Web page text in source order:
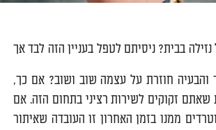
בבית? ניסיתם לטפל בעניין הזה לבד אך
והבעיה חוזרת על עצמה שוב ושוב? אם כך,
שאתם זקוקים לשירות רציני בתחום הזה. אם
ממנו בזמן האחרון זו העובדה שאיתור